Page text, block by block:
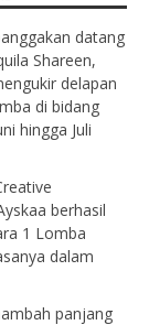
datang
Shareen,
delapan
di bidang
hingga Juli
berhasil
1 Lomba
dalam
panjang